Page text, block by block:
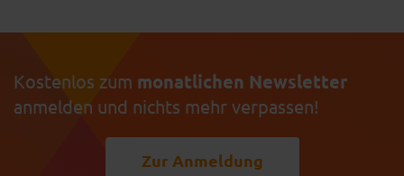
Kostenlos zum monatlichen Newsletter
anmelden und nichts mehr verpassen!
Zur Anmeldung